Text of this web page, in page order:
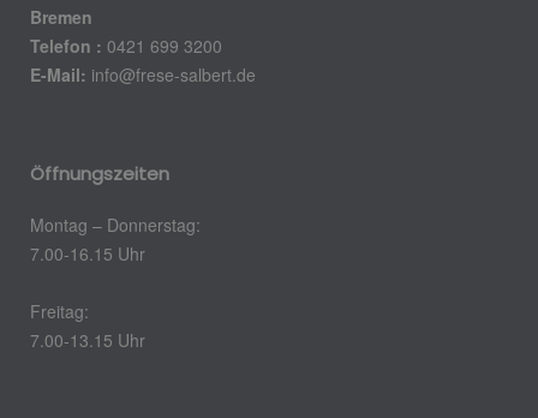
Bremen
Telefon : 0421 699 3200
E-Mail: info@frese-salbert.de
Öffnungszeiten
Montag – Donnerstag:
7.00-16.15 Uhr
Freitag:
7.00-13.15 Uhr